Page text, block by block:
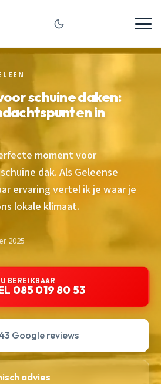
schuine daken:
in
moment voor
dak. Als Geleense
ervaring vertel ik je waar je
lokale klimaat.
2025
BEREIKBAAR
085 019 80 53
Google reviews
advies